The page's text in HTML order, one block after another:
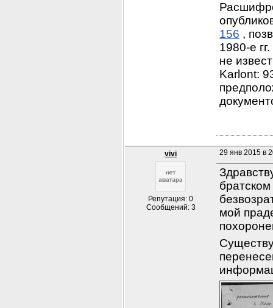
156 ,
1980-е
не
Karlont:
vivi
Репутация: 0
Сообщений: 3
29 янв 2015 в
мой